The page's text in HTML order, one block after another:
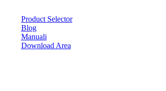
Product Selector
Blog
Manuali
Download Area